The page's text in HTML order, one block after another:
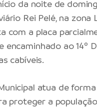
da noite de
Rei Pelé, na
com a placa
encaminhado ao 14º
cabíveis.
atua de
proteger a